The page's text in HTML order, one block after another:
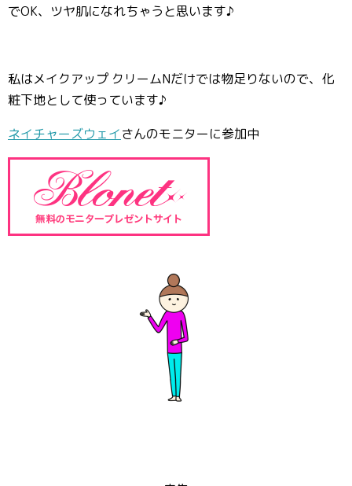
でOK、ツヤ肌になれちゃうと思います♪
私はメイクアップ クリームNだけでは物足りないので、化
粧下地として使っています♪
ネイチャーズウェイさんのモニターに参加中